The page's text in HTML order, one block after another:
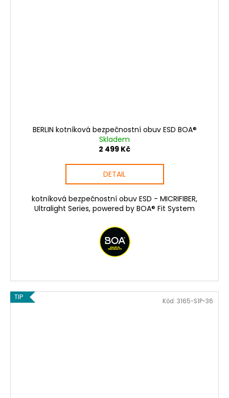
BERLIN kotníková bezpečnostní obuv ESD BOA®
Skladem
2 499 Kč
DETAIL
kotníková bezpečnostní obuv ESD - MICRIFIBER,
Ultralight Series, powered by BOA® Fit System
TIP Kód: 3165-S1P-36